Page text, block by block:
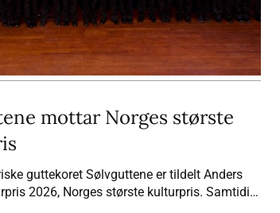
mottar Norges største
guttekoret Sølvguttene er tildelt Anders
2026, Norges største kulturpris. Samtidig